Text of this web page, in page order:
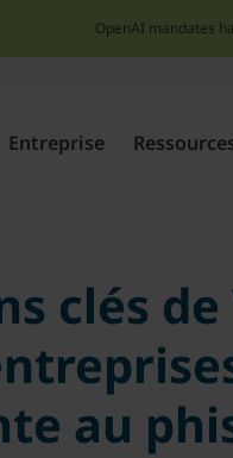
OpenAI mandates
Entreprise
clés
au